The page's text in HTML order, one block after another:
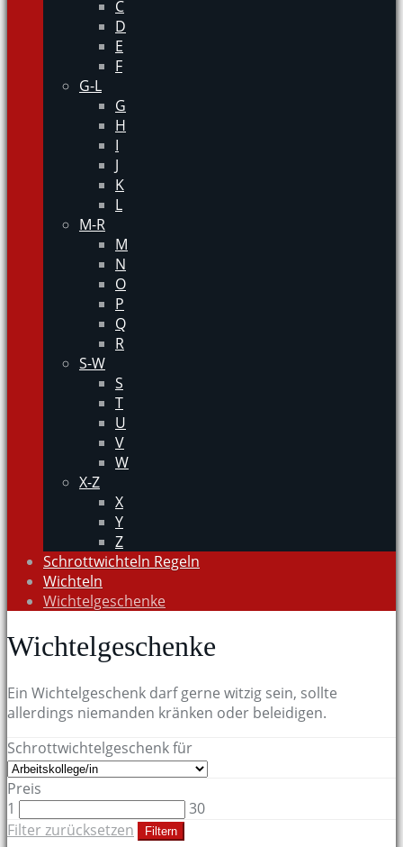
C
D
E
F
G-L
G
H
I
J
K
L
M-R
M
N
O
P
Q
R
S-W
S
T
U
V
W
X-Z
X
Y
Z
Schrottwichteln Regeln
Wichteln
Wichtelgeschenke
Wichtelgeschenke
Ein Wichtelgeschenk darf gerne witzig sein, sollte
allerdings niemanden kränken oder beleidigen.
Schrottwichtelgeschenk für
Preis
1
30
Filter zurücksetzen
Filtern